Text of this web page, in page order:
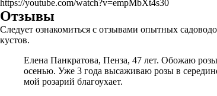
https://youtube.com/watch?v=empMbXt4s30
Отзывы
Следует ознакомиться с отзывами опытных
кустов.
Елена Панкратова, Пенза, 47 лет. Обожаю
осенью. Уже 3 года высаживаю розы в
мой розарий благоухает.